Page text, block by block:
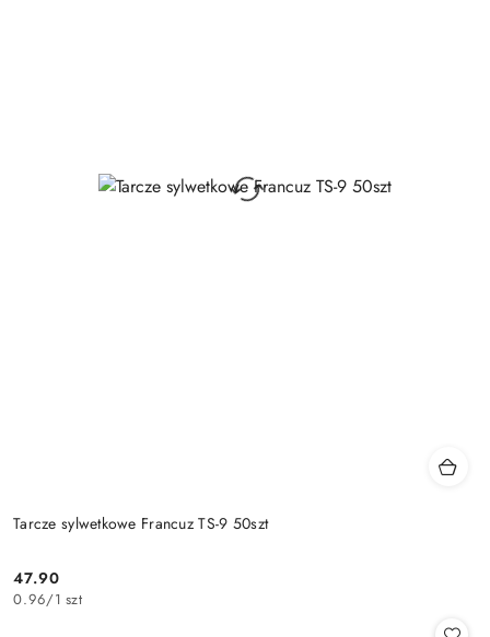
Tarcze sylwetkowe Francuz TS-9 50szt
Cena:
47.90
0.96/1 szt